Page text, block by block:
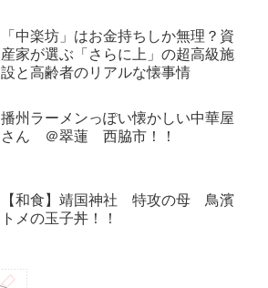
「中楽坊」はお金持ちしか無理？資
産家が選ぶ「さらに上」の超高級施
設と高齢者のリアルな懐事情
播州ラーメンっぽい懐かしい中華屋
さん ＠翠蓮 西脇市！！
【和食】靖国神社 特攻の母 鳥濱
トメの玉子丼！！